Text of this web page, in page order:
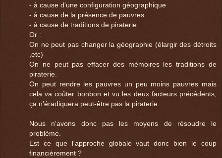
- à cause d'une configuration géographique
- à cause de la présence de pauvres
- à cause de traditions de piraterie
Or :
On ne peut pas changer la géographie (élargir des détroits
,etc)
On ne peut pas effacer des mémoires les traditions de
piraterie.
On peut rendre les pauvres un peu moins pauvres mais
cela va coûter bonbon et vu les deux facteurs précédents,
ça n'éradiquera peut-être pas la piraterie.
Nous n'avons donc pas les moyens de résoudre le
problème.
Est ce que l'approche globale vaut donc bien le coup
financièrement ?